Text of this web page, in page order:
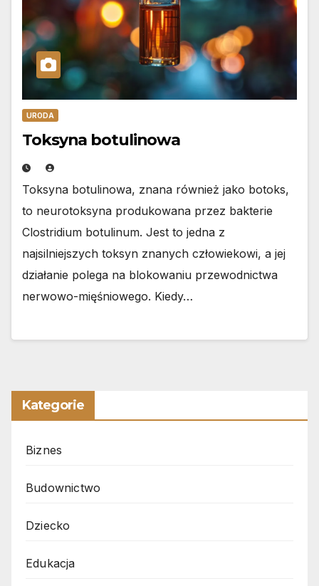
URODA
Toksyna botulinowa
Toksyna botulinowa, znana również jako botoks,
to neurotoksyna produkowana przez bakterie
Clostridium botulinum. Jest to jedna z
najsilniejszych toksyn znanych człowiekowi, a jej
działanie polega na blokowaniu przewodnictwa
nerwowo-mięśniowego. Kiedy…
Kategorie
Biznes
Budownictwo
Dziecko
Edukacja